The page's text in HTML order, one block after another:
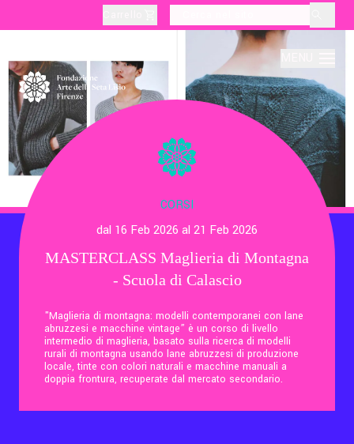
Chi Siamo
Produzione
Didattica
Visite Tematiche
CORSI
dal 16 Feb 2026 al 21 Feb 2026
MASTERCLASS Maglieria di Montagna
- Scuola di Calascio
"Maglieria di montagna: modelli contemporanei con lane
abruzzesi e macchine vintage” è un corso di livello
intermedio di maglieria, basato sulla ricerca di modelli
rurali di montagna usando lane abruzzesi di produzione
locale, tinte con colori naturali e macchine manuali a
doppia frontura, recuperate dal mercato secondario.